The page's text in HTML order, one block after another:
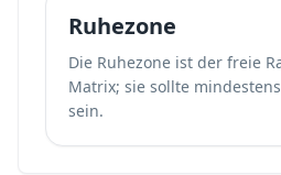
Ruhezone
Die Ruhezone ist der freie
Matrix; sie sollte
sein.